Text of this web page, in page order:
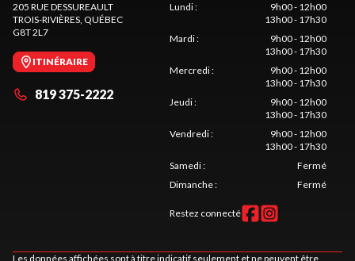
205 RUE DESSUREAULT
TROIS-RIVIÈRES, QUÉBEC
G8T 2L7
ITINÉRAIRE
819 375-2222
Lundi:
9h00 - 12h00
13h00 - 17h30
Mardi:
9h00 - 12h00
13h00 - 17h30
Mercredi:
9h00 - 12h00
13h00 - 17h30
Jeudi:
9h00 - 12h00
13h00 - 17h30
Vendredi:
9h00 - 12h00
13h00 - 17h30
Samedi:
Fermé
Dimanche: Fermé
Restez connecté
Les données affichées sont à titre indicatif seulement et ne peuvent être